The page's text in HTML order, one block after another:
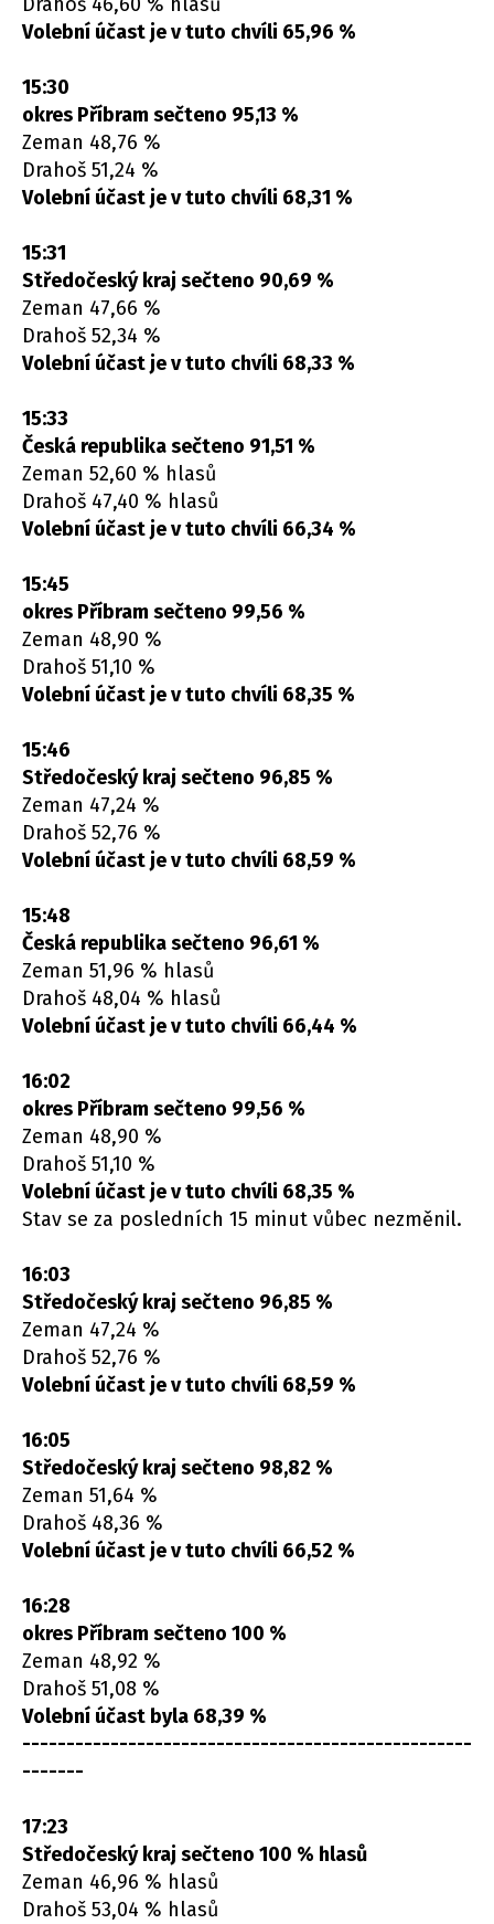
Drahoš 46,60 % hlasů
Volební účast je v tuto chvíli 65,96 %
15:30
okres Příbram sečteno 95,13 %
Zeman 48,76 %
Drahoš 51,24 %
Volební účast je v tuto chvíli 68,31 %
15:31
Středočeský kraj sečteno 90,69 %
Zeman 47,66 %
Drahoš 52,34 %
Volební účast je v tuto chvíli 68,33 %
15:33
Česká republika sečteno 91,51 %
Zeman 52,60 % hlasů
Drahoš 47,40 % hlasů
Volební účast je v tuto chvíli 66,34 %
15:45
okres Příbram sečteno 99,56 %
Zeman 48,90 %
Drahoš 51,10 %
Volební účast je v tuto chvíli 68,35 %
15:46
Středočeský kraj sečteno 96,85 %
Zeman 47,24 %
Drahoš 52,76 %
Volební účast je v tuto chvíli 68,59 %
15:48
Česká republika sečteno 96,61 %
Zeman 51,96 % hlasů
Drahoš 48,04 % hlasů
Volební účast je v tuto chvíli 66,44 %
16:02
okres Příbram sečteno 99,56 %
Zeman 48,90 %
Drahoš 51,10 %
Volební účast je v tuto chvíli 68,35 %
Stav se za posledních 15 minut vůbec nezměnil.
16:03
Středočeský kraj sečteno 96,85 %
Zeman 47,24 %
Drahoš 52,76 %
Volební účast je v tuto chvíli 68,59 %
16:05
Středočeský kraj sečteno 98,82 %
Zeman 51,64 %
Drahoš 48,36 %
Volební účast je v tuto chvíli 66,52 %
16:28
okres Příbram sečteno 100 %
Zeman 48,92 %
Drahoš 51,08 %
Volební účast byla 68,39 %
---------------------------------------------------
-------
17:23
Středočeský kraj sečteno 100 % hlasů
Zeman 46,96 % hlasů
Drahoš 53,04 % hlasů